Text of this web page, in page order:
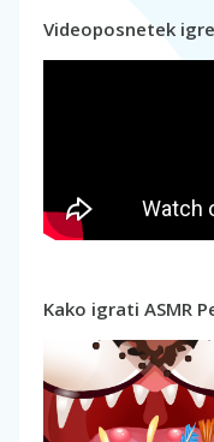
Videoposnetek igre
Kako igrati ASMR